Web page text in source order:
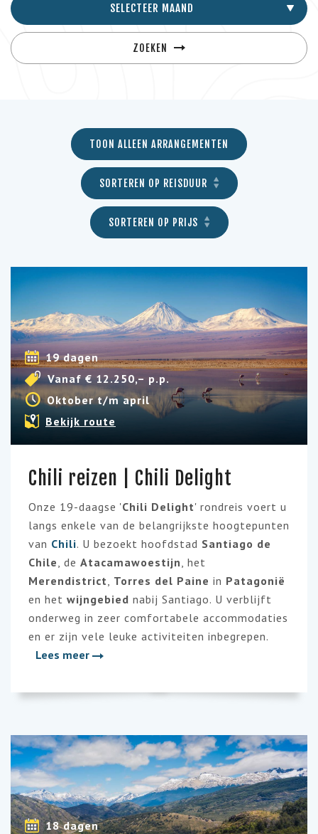
SELECTEER MAAND
ZOEKEN
TOON ALLEEN ARRANGEMENTEN
SORTEREN OP REISDUUR
SORTEREN OP PRIJS
19 dagen
Vanaf € 12.250,– p.p.
Oktober t/m april
Bekijk route
Chili reizen | Chili Delight
Onze 19-daagse 'Chili Delight' rondreis voert u
langs enkele van de belangrijkste hoogtepunten
van Chili. U bezoekt hoofdstad Santiago de
Chile, de Atacamawoestijn, het
Merendistrict, Torres del Paine in Patagonië
en het wijngebied nabij Santiago. U verblijft
onderweg in zeer comfortabele accommodaties
en er zijn vele leuke activiteiten inbegrepen.
Lees meer
18 dagen